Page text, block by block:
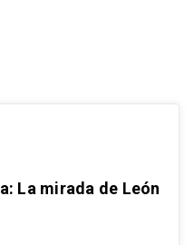
La mirada de León